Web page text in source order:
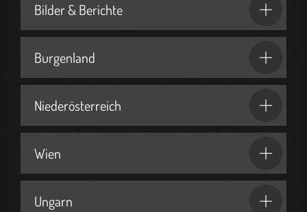
Bilder & Berichte
Burgenland
Niederösterreich
Wien
Ungarn